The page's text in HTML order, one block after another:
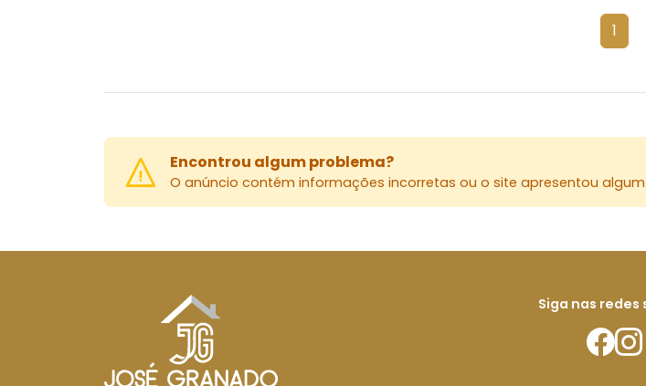
1
Encontrou algum problema?
O anúncio contém informações incorretas ou o site apresentou
Siga nas redes